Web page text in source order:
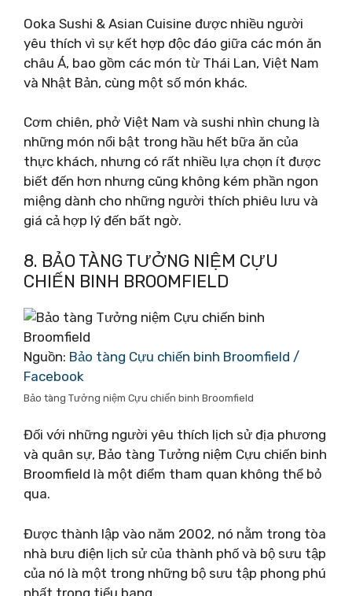
Ooka Sushi & Asian Cuisine được nhiều người
yêu thích vì sự kết hợp độc đáo giữa các món ăn
châu Á, bao gồm các món từ Thái Lan, Việt Nam
và Nhật Bản, cùng một số món khác.
Cơm chiên, phở Việt Nam và sushi nhìn chung là
những món nổi bật trong hầu hết bữa ăn của
thực khách, nhưng có rất nhiều lựa chọn ít được
biết đến hơn nhưng cũng không kém phần ngon
miệng dành cho những người thích phiêu lưu và
giá cả hợp lý đến bất ngờ.
8. BẢO TÀNG TƯỞNG NIỆM CỰU
CHIẾN BINH BROOMFIELD
Nguồn: Bảo tàng Cựu chiến binh Broomfield /
Facebook
Bảo tàng Tưởng niệm Cựu chiến binh Broomfield
Đối với những người yêu thích lịch sử địa phương
và quân sự, Bảo tàng Tưởng niệm Cựu chiến binh
Broomfield là một điểm tham quan không thể bỏ
qua.
Được thành lập vào năm 2002, nó nằm trong tòa
nhà bưu điện lịch sử của thành phố và bộ sưu tập
của nó là một trong những bộ sưu tập phong phú
nhất trong tiểu bang.